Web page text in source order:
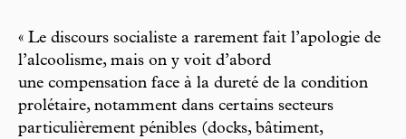
« Le discours socialiste a rarement fait l’apologie de
l’alcoolisme, mais on y voit d’abord
une compensation face à la dureté de la condition
prolétaire, notamment dans certains secteurs
particulièrement pénibles (docks, bâtiment,